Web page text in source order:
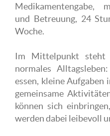
Medikamentengabe,
und Betreuung, 24
Woche.
Im Mittelpunkt steht
normales
essen, kleine Aufgaben
gemeinsame
können sich
werden dabei leibevoll